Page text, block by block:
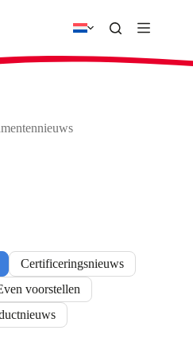
Certificeringsnieuws
voorstellen